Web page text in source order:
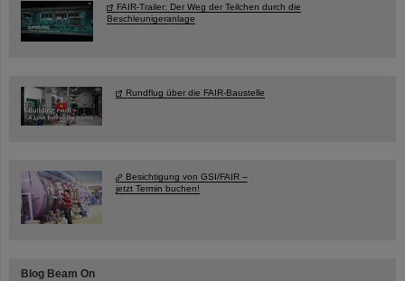
FAIR-Trailer: Der Weg der Teilchen durch die
Beschleunigeranlage
Rundflug über die FAIR-Baustelle
Besichtigung von GSI/FAIR –
jetzt Termin buchen!
Blog Beam On